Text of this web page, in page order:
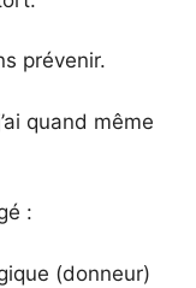
prévenir.
quand même
:
(donneur)